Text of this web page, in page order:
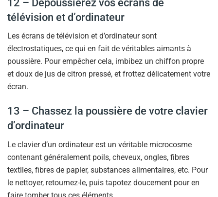
12 – Dépoussiérez vos écrans de
télévision et d’ordinateur
Les écrans de télévision et d’ordinateur sont
électrostatiques, ce qui en fait de véritables aimants à
poussière. Pour empêcher cela, imbibez un chiffon propre
et doux de jus de citron pressé, et frottez délicatement votre
écran.
13 – Chassez la poussière de votre clavier
d’ordinateur
Le clavier d’un ordinateur est un véritable microcosme
contenant généralement poils, cheveux, ongles, fibres
textiles, fibres de papier, substances alimentaires, etc. Pour
le nettoyer, retournez-le, puis tapotez doucement pour en